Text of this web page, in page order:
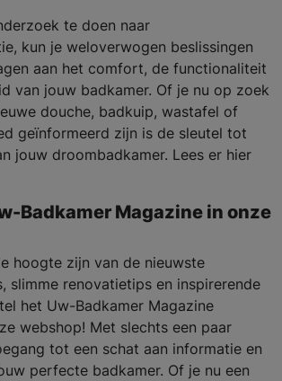
te doen naar
kun je weloverwogen beslissingen
aan het comfort, de functionaliteit
van jouw badkamer. Of je nu op zoek
douche, badkuip, wastafel of
geïnformeerd zijn is de sleutel tot
jouw droombadkamer. Lees er hier
Badkamer Magazine in onze
hoogte zijn van de nieuwste
slimme renovatietips en inspirerende
het Uw-Badkamer Magazine
webshop! Met slechts een paar
tot een schat aan informatie en
perfecte badkamer. Of je nu een